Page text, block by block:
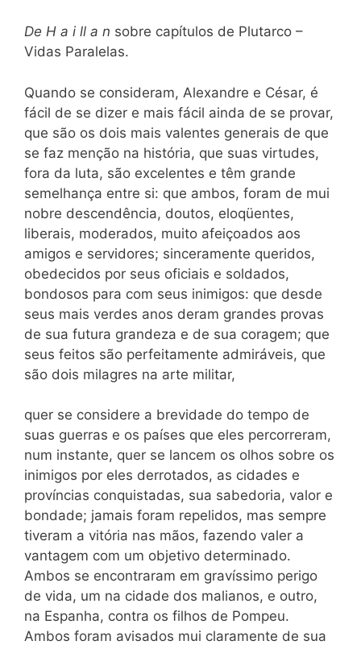
De H a i ll a n sobre capítulos de Plutarco –
Vidas Paralelas.
Quando se consideram, Alexandre e César, é
fácil de se dizer e mais fácil ainda de se provar,
que são os dois mais valentes generais de que
se faz menção na história, que suas virtudes,
fora da luta, são excelentes e têm grande
semelhança entre si: que ambos, foram de mui
nobre descendência, doutos, eloqüentes,
liberais, moderados, muito afeiçoados aos
amigos e servidores; sinceramente queridos,
obedecidos por seus oficiais e soldados,
bondosos para com seus inimigos: que desde
seus mais verdes anos deram grandes provas
de sua futura grandeza e de sua coragem; que
seus feitos são perfeitamente admiráveis, que
são dois milagres na arte militar,
quer se considere a brevidade do tempo de
suas guerras e os países que eles percorreram,
num instante, quer se lancem os olhos sobre os
inimigos por eles derrotados, as cidades e
províncias conquistadas, sua sabedoria, valor e
bondade; jamais foram repelidos, mas sempre
tiveram a vitória nas mãos, fazendo valer a
vantagem com um objetivo determinado.
Ambos se encontraram em gravíssimo perigo
de vida, um na cidade dos malianos, e outro,
na Espanha, contra os filhos de Pompeu.
Ambos foram avisados mui claramente de sua